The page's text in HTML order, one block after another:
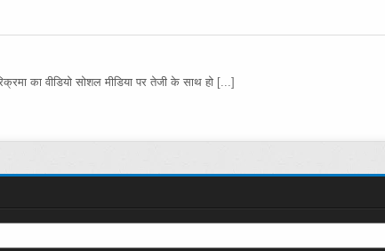
का वीडियो सोशल मीडिया पर तेजी के साथ हो [...]